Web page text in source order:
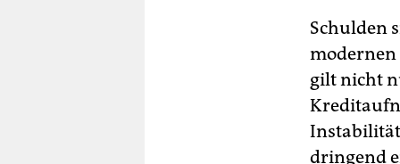
Schulden
gilt nicht
dringend